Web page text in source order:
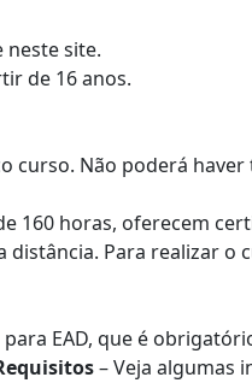
neste site.
de 16 anos.
curso. Não poderá
160 horas, oferecem
Para realizar o
EAD, que é
– Veja algumas